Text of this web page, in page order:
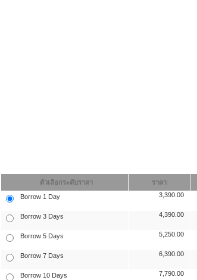
ตัวเลือกระดับราคา ราคา
Borrow 1 Day
3,390.00
Borrow 3 Days 4,390.00
Borrow 5 Days 5,250.00
Borrow 7 Days 6,390.00
Borrow 10 Days 7,790.00